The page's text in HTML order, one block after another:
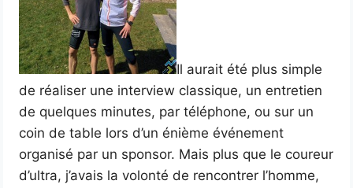
Il aurait été plus simple
de réaliser une interview classique, un entretien
de quelques minutes, par téléphone, ou sur un
coin de table lors d’un énième événement
organisé par un sponsor. Mais plus que le coureur
d’ultra, j’avais la volonté de rencontrer l’homme,